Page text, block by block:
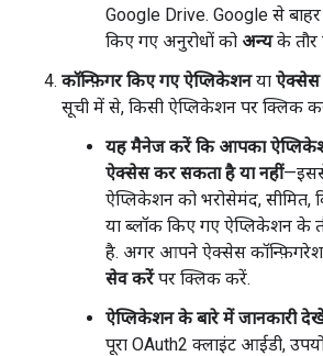
Google Drive. Google से
किए गए अनुरोधों को अन्यके तौर
कॉन्फ़िगर किए गए ऐप्लिकेशनया ऐक्सेस
सूची में से, किसी ऐप्लिकेशन पर क्लिक
यह मैनेज करें कि आपका
ऐक्सेस कर सकता है या नहीं
ऐप्लिकेशन को भरोसेमंद, सीमित,
या ब्लॉक किए गए ऐप्लिकेशन के
है. अगर आपने ऐक्सेस
सेव करेंपर क्लिक करें.
ऐप्लिकेशन के बारे में जानकारी
पूरा OAuth2 क्लाइंट आईडी,